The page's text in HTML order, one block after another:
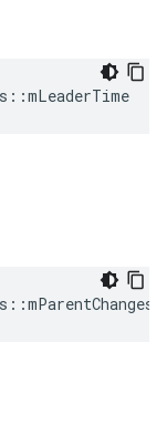
::mLeaderTime
::mParentChanges